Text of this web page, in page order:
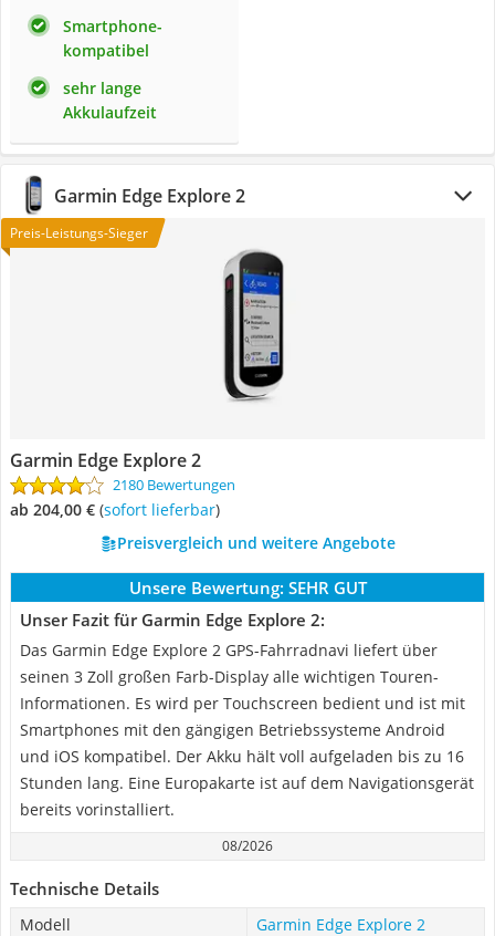
Smartphone-
kompatibel
sehr lange
Akkulaufzeit
Garmin Edge Explore 2
Preis-Leistungs-Sieger
Garmin Edge Explore 2
2180 Bewertungen
ab 204,00 € ( Sofort lieferbar)
Preisvergleich und weitere Angebote
Unsere Bewertung: SEHR GUT
Unser Fazit für Garmin Edge Explore 2:
Das Garmin Edge Explore 2 GPS-Fahrradnavi liefert über
seinen 3 Zoll großen Farb-Display alle wichtigen Touren-
Informationen. Es wird per Touchscreen bedient und ist mit
Smartphones mit den gängigen Betriebssysteme Android
und iOS kompatibel. Der Akku hält voll aufgeladen bis zu 16
Stunden lang. Eine Europakarte ist auf dem Navigationsgerät
bereits vorinstalliert.
08/2026
Technische Details
Modell
Garmin Edge Explore 2